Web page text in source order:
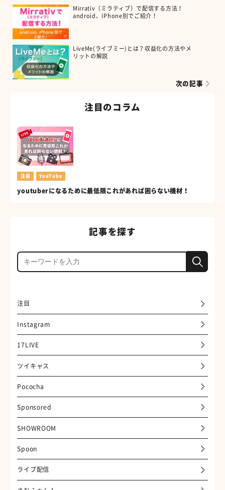
Mirrativ（ミラティブ）で配信する方法！
android、iPhone別でご紹介！
次の記事
LiveMe(ライブミー)とは？収益化の方法やメ
リットの解説
注目のコラム
注目 YouTube
youtuberになるために最低限これがあれば困らない機材！
記事を探す
注目
Instagram
17LIVE
ツイキャス
Pococha
Sponsored
SHOWROOM
Spoon
ライブ配信